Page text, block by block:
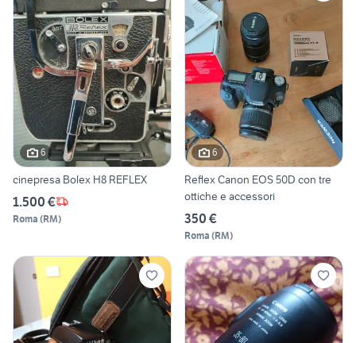
6
cinepresa Bolex H8 REFLEX
1.500 €
Roma (RM)
6
Reflex Canon EOS 50D con tre
ottiche e accessori
350 €
Roma (RM)